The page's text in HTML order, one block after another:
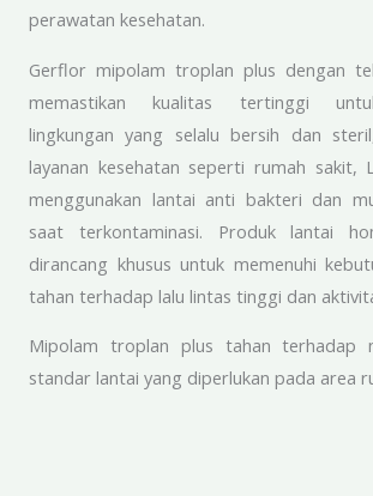
perawatan kesehatan.
Gerflor mipolam troplan plus dengan
memastikan kualitas tertinggi
lingkungan yang selalu bersih dan
layanan kesehatan seperti rumah sakit,
menggunakan lantai anti bakteri dan
saat terkontaminasi. Produk lantai
dirancang khusus untuk memenuhi
tahan terhadap lalu lintas tinggi dan
Mipolam troplan plus tahan terhadap
standar lantai yang diperlukan pada area